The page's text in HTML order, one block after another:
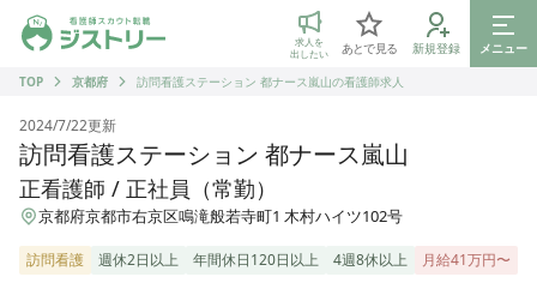
ジストリー 看護師の転職マッチング
求人を
出したい
あとで見る 新規登録
メニュー
TOP
京都府 訪問看護ステーション 都ナース嵐山の看護師求人
2024/7/22更新
訪問看護ステーション 都ナース嵐山
正看護師 / 正社員（常勤）
京都府京都市右京区鳴滝般若寺町1 木村ハイツ102号
訪問看護 週休2日以上 年間休日120日以上 4週8休以上 月給41万円〜